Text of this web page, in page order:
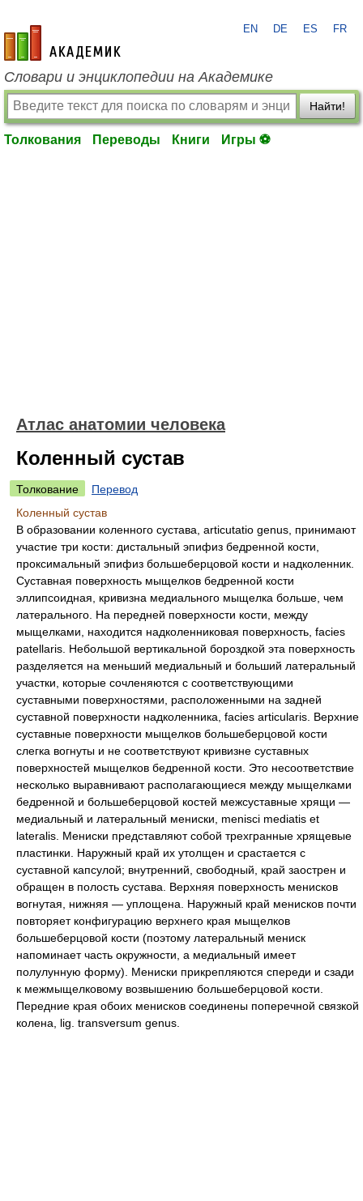
academic.ru
EN DE ES FR
Словари и энциклопедии на Академике
Найти!
Толкования Переводы Книги Игры ⚽
Атлас анатомии человека
Коленный сустав
Толкование
Перевод
Коленный сустав
В образовании коленного сустава, articutatio genus, принимают
участие три кости: дистальный эпифиз бедренной кости,
проксимальный эпифиз большеберцовой кости и надколенник.
Суставная поверхность мыщелков бедренной кости
эллипсоидная, кривизна медиального мыщелка больше, чем
латерального. На передней поверхности кости, между
мыщелками, находится надколенниковая поверхность, facies
patellaris. Небольшой вертикальной бороздкой эта поверхность
разделяется на меньший медиальный и больший латеральный
участки, которые сочленяются с соответствующими
суставными поверхностями, расположенными на задней
суставной поверхности надколенника, facies articularis. Верхние
суставные поверхности мыщелков большеберцовой кости
слегка вогнуты и не соответствуют кривизне суставных
поверхностей мыщелков бедренной кости. Это несоответствие
несколько выравнивают располагающиеся между мыщелками
бедренной и большеберцовой костей межсуставные хрящи —
медиальный и латеральный мениски, menisci mediatis et
lateralis. Мениски представляют собой трехгранные хрящевые
пластинки. Наружный край их утолщен и срастается с
суставной капсулой; внутренний, свободный, край заострен и
обращен в полость сустава. Верхняя поверхность менисков
вогнутая, нижняя — уплощена. Наружный край менисков почти
повторяет конфигурацию верхнего края мыщелков
большеберцовой кости (поэтому латеральный мениск
напоминает часть окружности, а медиальный имеет
полулунную форму). Мениски прикрепляются спереди и сзади
к межмыщелковому возвышению большеберцовой кости.
Передние края обоих менисков соединены поперечной связкой
колена, lig. transversum genus.